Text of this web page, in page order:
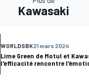
Kawasaki
WORLDSBK21 mars 2024
Lime Green de Motul et
l'efficacité rencontre